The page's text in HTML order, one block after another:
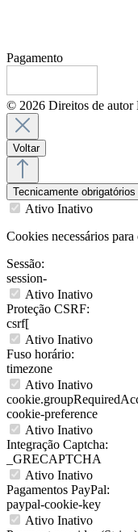
Pagamento
© 2026 Direitos de autor
Voltar
Tecnicamente obrigatórios
Ativo Inativo
Cookies necessários
Sessão:
session-
Ativo Inativo
Proteção CSRF:
csrf[
Ativo Inativo
Fuso horário:
timezone
Ativo Inativo
cookie-preference
Ativo Inativo
Integração Captcha:
_GRECAPTCHA
Ativo Inativo
Pagamentos PayPal:
paypal-cookie-key
Ativo Inativo